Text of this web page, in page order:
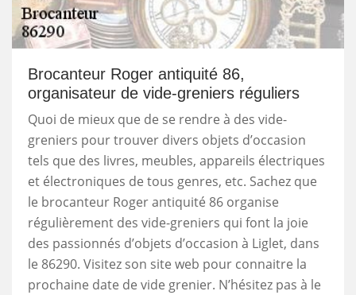
Brocanteur Roger antiquité 86,
organisateur de vide-greniers réguliers
Quoi de mieux que de se rendre à des vide-
greniers pour trouver divers objets d’occasion
tels que des livres, meubles, appareils électriques
et électroniques de tous genres, etc. Sachez que
le brocanteur Roger antiquité 86 organise
régulièrement des vide-greniers qui font la joie
des passionnés d’objets d’occasion à Liglet, dans
le 86290. Visitez son site web pour connaitre la
prochaine date de vide grenier. N’hésitez pas à le